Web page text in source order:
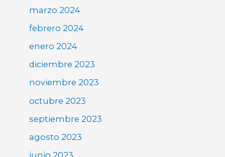
marzo 2024
febrero 2024
enero 2024
diciembre 2023
noviembre 2023
octubre 2023
septiembre 2023
agosto 2023
junio 2023